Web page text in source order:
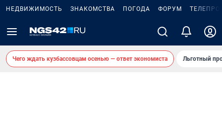
НЕДВИЖИМОСТЬ ЗНАКОМСТВА ПОГОДА ФОРУМ
Чего ждать кузбассовцам осенью — ответ экономиста Льготный